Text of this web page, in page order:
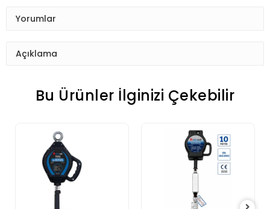
Yorumlar
Açıklama
Bu Ürünler İlginizi Çekebilir